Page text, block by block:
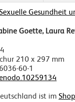
Gesundheit
Goette, Laura
210 x 297 mm
60-1
ist im